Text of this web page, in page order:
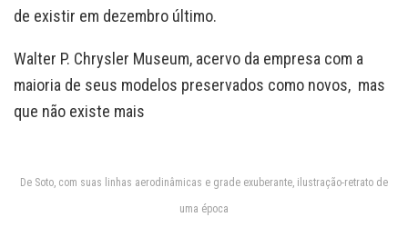
de existir em dezembro último.
Walter P. Chrysler Museum, acervo da empresa com a
maioria de seus modelos preservados como novos, mas
que não existe mais
De Soto, com suas linhas aerodinâmicas e grade exuberante, ilustração-retrato de
uma época